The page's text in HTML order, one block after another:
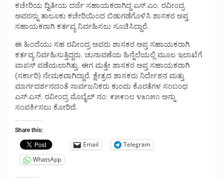
ಕಚೇರಿಯ ದ್ವಿತೀಯ ದರ್ಜೆ ಸಹಾಯಕರಾಗಿದ್ದ ಎಸ್.ಎಂ. ರವೀಂದ್ರ
ಅವರನ್ನು ತಾಲೂಕು ಕಚೇರಿಯಿಂದ ಬಿಡುಗಡೆಗೊಳಿಸಿ ಶಾಸಕರ ಅಪ್ತ
ಸಹಾಯಕರಾಗಿ ಕರ್ತವ್ಯ ನಿರ್ವಹಿಸಲು ಸೂಚಿಸಿದ್ದಾರೆ.
ಈ ಹಿಂದೆಯು ಸಹ ರವೀಂದ್ರ ಅವರು ಶಾಸಕರ ಅಪ್ತ ಸಹಾಯಕರಾಗಿ
ಕರ್ತವ್ಯ ನಿರ್ವಹಿಸುತ್ತಿದ್ದರು. ಚುನಾವಣೆಯ ಹಿನ್ನೆಲೆಯಲ್ಲಿ ಮೂಲ ಇಲಾಖೆಗೆ
ವಾಪಸ್ ಪಡೆಯಲಾಗಿತ್ತು. ಈಗ ಮತ್ತೇ ಶಾಸಕರ ಅಪ್ತ ಸಹಾಯಕರಾಗಿ
(ಸರ್ಕಾರಿ) ನೇಮಕವಾಗಿದ್ದಾರೆ. ಕ್ಷೇತ್ರದ ಶಾಸಕರು ನಿರ್ದೇಶನ ಮತ್ತು
ಮಾರ್ಗದರ್ಶನದಂತೆ ಸಾರ್ವಜನಿಕರು ಕುಂದು ಕೊರತೆಗಳ ಸಂಬಂಧ
ಎಸ್.ಎಸ್. ರವೀಂದ್ರ ಮೊಬೈಲ್ ನಂ: ೯೫೯೧೮ ೪೬೧೫೧ ಅನ್ನು
ಸಂಪರ್ಕಿಸಲು ಕೋರಿದೆ.
Share this:
Email
Telegram
WhatsApp